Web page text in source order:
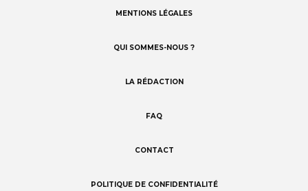
MENTIONS LÉGALES
QUI SOMMES-NOUS ?
LA RÉDACTION
FAQ
CONTACT
POLITIQUE DE CONFIDENTIALITÉ